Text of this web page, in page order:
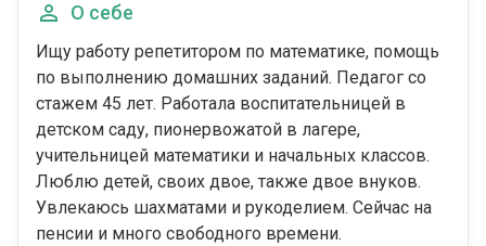
О себе
Ищу работу репетитором по математике, помощь
по выполнению домашних заданий. Педагог со
стажем 45 лет. Работала воспитательницей в
детском саду, пионервожатой в лагере,
учительницей математики и начальных классов.
Люблю детей, своих двое, также двое внуков.
Увлекаюсь шахматами и рукоделием. Сейчас на
пенсии и много свободного времени.